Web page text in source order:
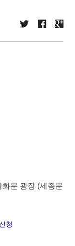
문 광장 (세종문
청